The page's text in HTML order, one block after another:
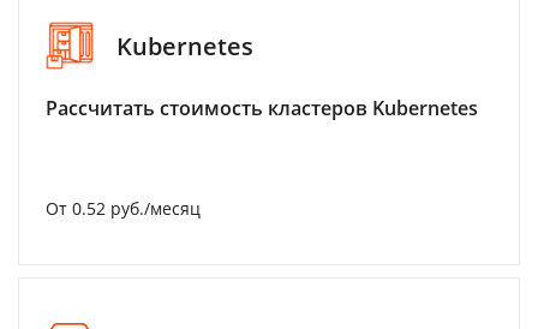
Kubernetes
Рассчитать стоимость кластеров Kubernetes
От 0.52 руб./месяц